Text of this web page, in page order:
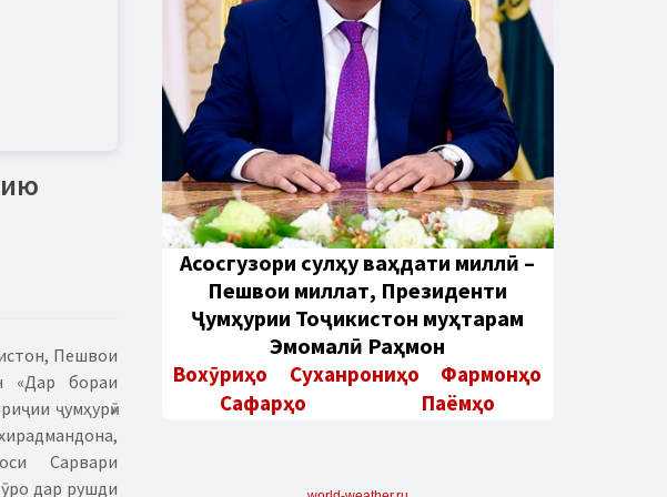
Пешвои
«Дар бораи
ҷумҳурӣ»
Сарвари
дар рушди
Aсосгузори сулҳу ваҳдати миллӣ –
Пешвои миллат, Президенти
Ҷумҳурии Тоҷикистон муҳтарам
Эмомалӣ Раҳмон
Вохӯриҳо Суханрониҳо
Фармонҳо
Сафарҳо
Паёмҳо